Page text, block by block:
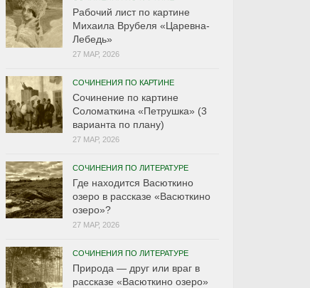
Рабочий лист по картине
Михаила Врубеля «Царевна-
Лебедь»
27 МАР, 2026
СОЧИНЕНИЯ ПО КАРТИНЕ
Сочинение по картине
Соломаткина «Петрушка» (3
варианта по плану)
27 МАР, 2026
СОЧИНЕНИЯ ПО ЛИТЕРАТУРЕ
Где находится Васюткино
озеро в рассказе «Васюткино
озеро»?
27 МАР, 2026
СОЧИНЕНИЯ ПО ЛИТЕРАТУРЕ
Природа — друг или враг в
рассказе «Васюткино озеро»